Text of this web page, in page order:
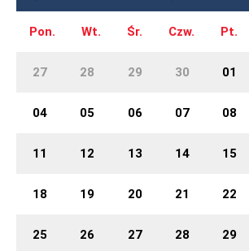
Pon. Wt. Śr. Czw. Pt.
27 28 29 30 01
04 05 06 07 08
11 12 13 14 15
18 19 20 21 22
25 26 27 28 29